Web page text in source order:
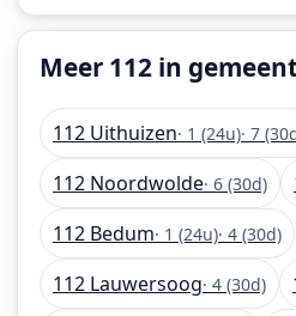
Meer 112 in
112 Uithuizen· 1 (24u)· 7
112 Noordwolde· 6 (30d)
112 Bedum· 1 (24u)· 4 (30d)
112 Lauwersoog· 4 (30d)